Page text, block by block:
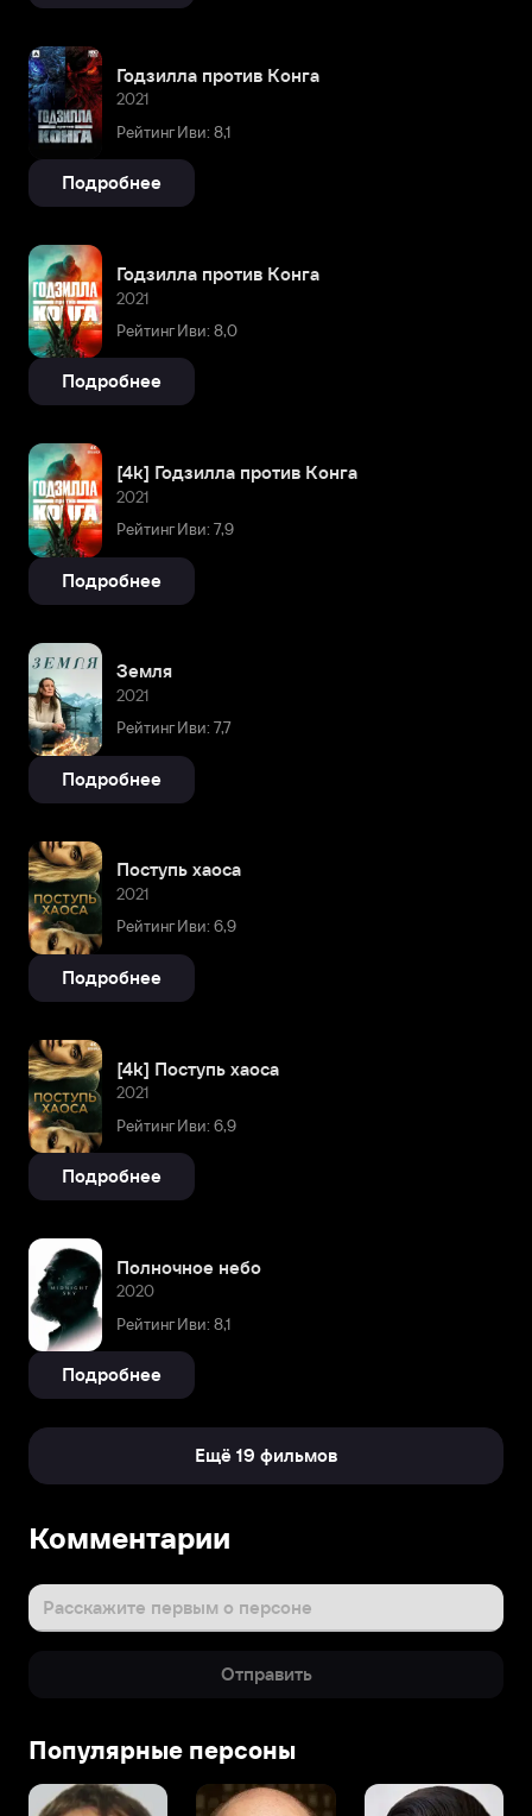
Годзилла против Конга
2021
Рейтинг Иви: 8,1
Подробнее
Годзилла против Конга
2021
Рейтинг Иви: 8,0
Подробнее
[4k] Годзилла против Конга
2021
Рейтинг Иви: 7,9
Подробнее
Земля
2021
Рейтинг Иви: 7,7
Подробнее
Поступь хаоса
2021
Рейтинг Иви: 6,9
Подробнее
[4k] Поступь хаоса
2021
Рейтинг Иви: 6,9
Подробнее
Полночное небо
2020
Рейтинг Иви: 8,1
Подробнее
Ещё 19 фильмов
Комментарии
Расскажите первым о персоне
Отправить
Популярные персоны